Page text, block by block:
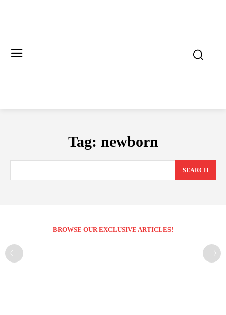
Tag: newborn
SEARCH
BROWSE OUR EXCLUSIVE ARTICLES!